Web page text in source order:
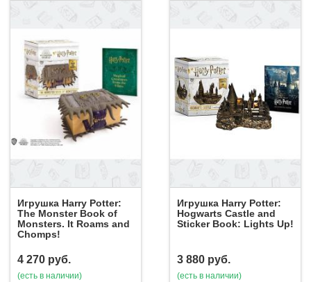
Игрушка Harry Potter:
The Monster Book of
Monsters. It Roams and
Chomps!
4 270 руб.
(есть в наличии)
Игрушка Harry Potter:
Hogwarts Castle and
Sticker Book: Lights Up!
3 880 руб.
(есть в наличии)